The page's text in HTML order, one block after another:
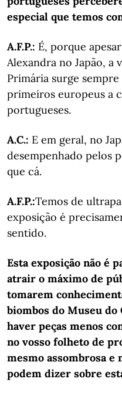
especial que temos
A.F.P.: É, porque
Alexandra no Japão, a
Primária surge
primeiros europeus a
portugueses.
A.C.: E em geral, no
desempenhado pelos
que cá.
A.F.P.:Temos de
exposição é
sentido.
Esta exposição não é
atrair o máximo de
tomarem
biombos do Museu
haver peças menos
no vosso folheto de
mesmo assombrosa e
podem dizer sobre